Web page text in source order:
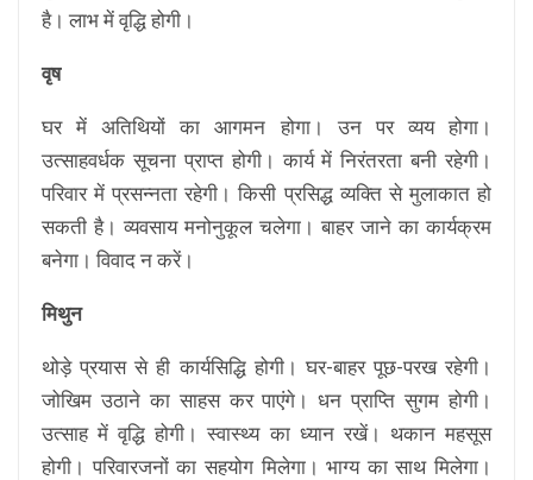
है। लाभ में वृद्धि होगी।
वृष
घर में अतिथियों का आगमन होगा। उन पर व्यय होगा।
उत्साहवर्धक सूचना प्राप्त होगी। कार्य में निरंतरता बनी रहेगी।
परिवार में प्रसन्नता रहेगी। किसी प्रसिद्ध व्यक्ति से मुलाकात हो
सकती है। व्यवसाय मनोनुकूल चलेगा। बाहर जाने का कार्यक्रम
बनेगा। विवाद न करें।
मिथुन
थोड़े प्रयास से ही कार्यसिद्धि होगी। घर-बाहर पूछ-परख रहेगी।
जोखिम उठाने का साहस कर पाएंगे। धन प्राप्ति सुगम होगी।
उत्साह में वृद्धि होगी। स्वास्थ्य का ध्यान रखें। थकान महसूस
होगी। परिवारजनों का सहयोग मिलेगा। भाग्य का साथ मिलेगा।